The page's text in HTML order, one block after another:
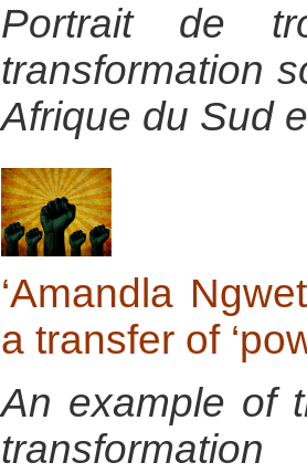
Portrait de
transformation
Afrique du Sud
‘Amandla
a transfer of
An example of